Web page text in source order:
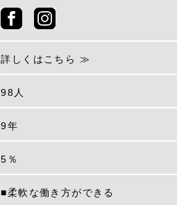
詳しくはこちら ≫
98人
9年
5％
■柔軟な働き方ができる